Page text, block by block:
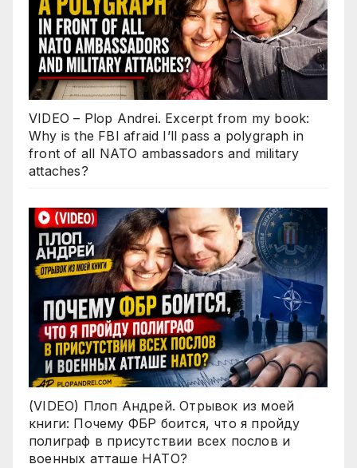
VIDEO – Plop Andrei. Excerpt from my book:
Why is the FBI afraid I’ll pass a polygraph in
front of all NATO ambassadors and military
attaches?
(VIDEO) Плоп Андрей. Отрывок из моей
книги: Почему ФБР боится, что я пройду
полиграф в присутствии всех послов и
военных атташе НАТО?